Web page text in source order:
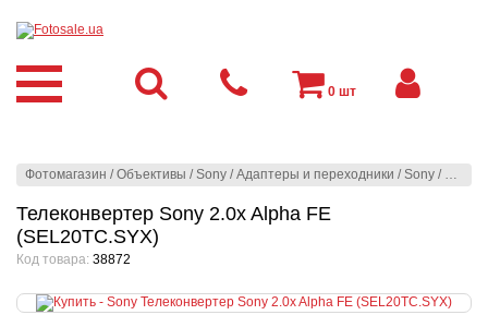
Фотомагазин /Объективы /Sony /Адаптеры и переходники /Sony /
Телеконвертер Sony 2.0x Alpha FE
(SEL20TC.SYX)
Код товара: 38872
0 шт